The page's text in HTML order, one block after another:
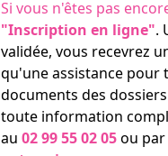
Si vous n'êtes pas
"Inscription en ligne".
validée, vous recevrez
qu'une assistance pour
documents des
toute information
au 02 99 55 02 05ou par